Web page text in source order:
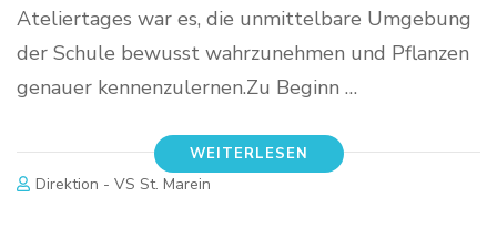
Ateliertages war es, die unmittelbare Umgebung
der Schule bewusst wahrzunehmen und Pflanzen
genauer kennenzulernen.Zu Beginn …
WEITERLESEN
Direktion - VS St. Marein